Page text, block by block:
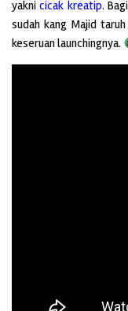
yaknicicak kreatip.
sudah kang Majid
keseruan launchingnya.